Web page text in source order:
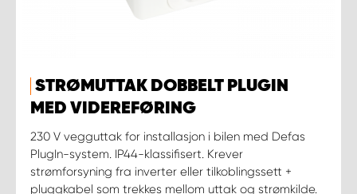
STRØMUTTAK DOBBELT PLUGIN
MED VIDEREFØRING
230 V vegguttak for installasjon i bilen med Defas
PlugIn-system. IP44-klassifisert. Krever
strømforsyning fra inverter eller tilkoblingssett +
pluggkabel som trekkes mellom uttak og strømkilde.